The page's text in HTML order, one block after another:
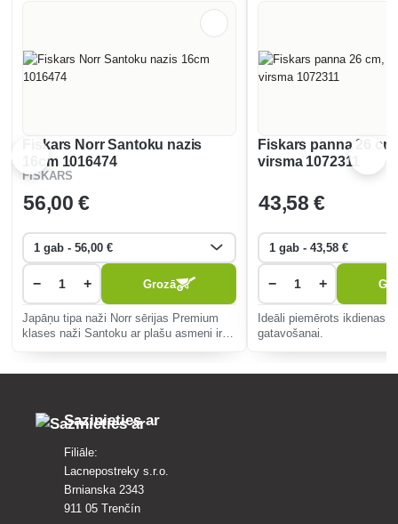
Fiskars Norr Santoku nazis
16cm 1016474
FISKARS
56,00 €
− + Grozā
Japāņu tipa naži Norr sērijas Premium
klases naži Santoku ar plašu asmeni ir
Fiskars panna 26
virsma 1072311
43,58 €
− +
Ideāli piemērots ikdienas
gatavošanai.
Sazinieties ar
Filiāle:
Lacnepostreky s.r.o.
Brnianska 2343
911 05 Trenčín